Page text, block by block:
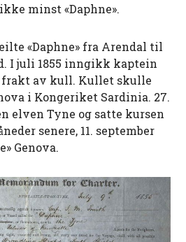
minst «Daphne».
«Daphne» fra Arendal til
I juli 1855 inngikk kaptein
frakt av kull. Kullet skulle
i Kongeriket Sardinia. 27.
elven Tyne og satte kursen
senere, 11. september
Genova.